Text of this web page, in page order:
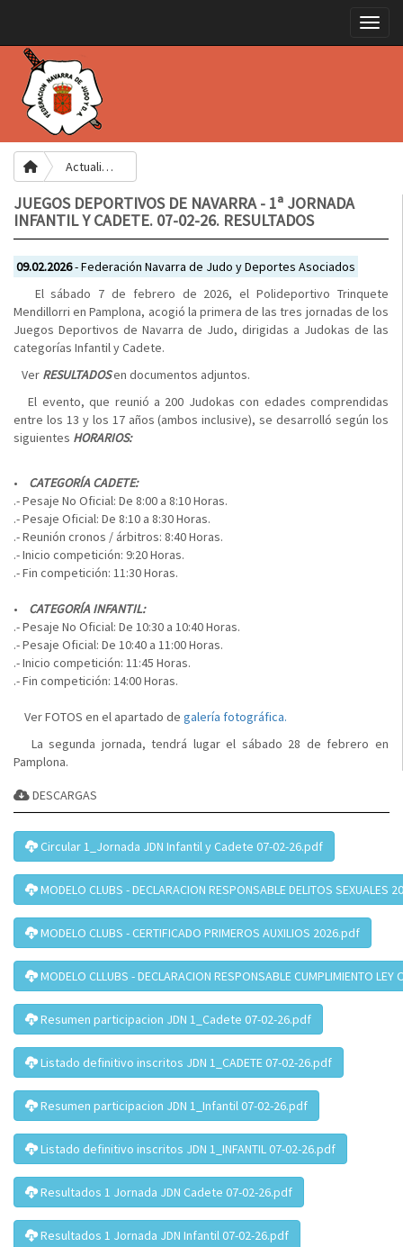
Actualidad
JUEGOS DEPORTIVOS DE NAVARRA - 1ª JORNADA
INFANTIL Y CADETE. 07-02-26. RESULTADOS
09.02.2026- Federación Navarra de Judo y Deportes Asociados
El sábado 7 de febrero de 2026, el Polideportivo Trinquete
Mendillorri en Pamplona, acogió la primera de las tres jornadas de los
Juegos Deportivos de Navarra de Judo, dirigidas a Judokas de las
categorías Infantil y Cadete.
Ver RESULTADOSen documentos adjuntos.
El evento, que reunió a 200 Judokas con edades comprendidas
entre los 13 y los 17 años (ambos inclusive), se desarrolló según los
siguientes HORARIOS:
• CATEGORÍA CADETE:
.- Pesaje No Oficial: De 8:00 a 8:10 Horas.
.- Pesaje Oficial: De 8:10 a 8:30 Horas.
.- Reunión cronos / árbitros: 8:40 Horas.
.- Inicio competición: 9:20 Horas.
.- Fin competición: 11:30 Horas.
• CATEGORÍA INFANTIL:
.- Pesaje No Oficial: De 10:30 a 10:40 Horas.
.- Pesaje Oficial: De 10:40 a 11:00 Horas.
.- Inicio competición: 11:45 Horas.
.- Fin competición: 14:00 Horas.
Ver FOTOS en el apartado de galería fotográfica.
La segunda jornada, tendrá lugar el sábado 28 de febrero en
Pamplona.
DESCARGAS
Circular 1_Jornada JDN Infantil y Cadete 07-02-26.pdf
MODELO CLUBS - DECLARACION RESPONSABLE DELITOS SEXUALES
MODELO CLUBS - CERTIFICADO PRIMEROS AUXILIOS 2026.pdf
MODELO CLLUBS - DECLARACION RESPONSABLE CUMPLIMIENTO
Resumen participacion JDN 1_Cadete 07-02-26.pdf
Listado definitivo inscritos JDN 1_CADETE 07-02-26.pdf
Resumen participacion JDN 1_Infantil 07-02-26.pdf
Listado definitivo inscritos JDN 1_INFANTIL 07-02-26.pdf
Resultados 1 Jornada JDN Cadete 07-02-26.pdf
Resultados 1 Jornada JDN Infantil 07-02-26.pdf